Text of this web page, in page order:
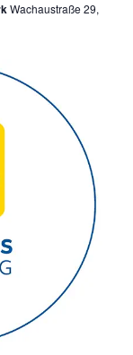
Wachaustraße 29,